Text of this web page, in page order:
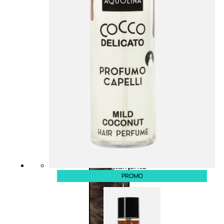
viso giorno
Trattamento
viso notte
Trattamento
Trattamento
viso antietà
idratante
Trattamento
collo e
Trattamento
viso BB e CC
cream
occhi
Trattamento
labbra
Detergenti
trattanti
Scrub
Maschere
Cofanetti
trattamento
viso
PROMO